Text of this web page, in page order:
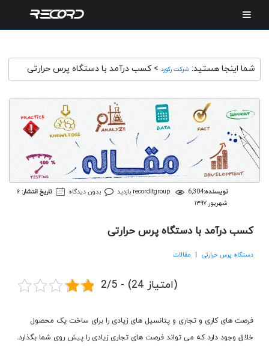
شما اینجا هستید: شرکت رکورد >کسب درآمد با دستگاه پرس حرارتی
نویسنده: recorditgroup 6,304 بازدید بدون دیدگاه تاریخ انتشار:۶
شهریور ۱۳۹۷
کسب درآمد با دستگاه پرس حرارتی
دستگاه پرس حرارتی | مقالات
2/5 - (24 امتیاز)
فرصت های کاری و تجاری و پتانسیل های زیادی را برای ساخت یک محصول
خلاق وجود دارد که می تواند فرصت های تجاری زیادی را پیش روی شما بگذارد.